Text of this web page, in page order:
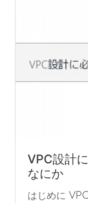
VPC設計
なにか
はじめに